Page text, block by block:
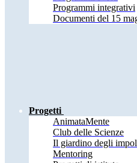
Programmi integrativi
Documenti del 15
Progetti
AnimataMente
Club delle Scienze
Il giardino degli
Mentoring